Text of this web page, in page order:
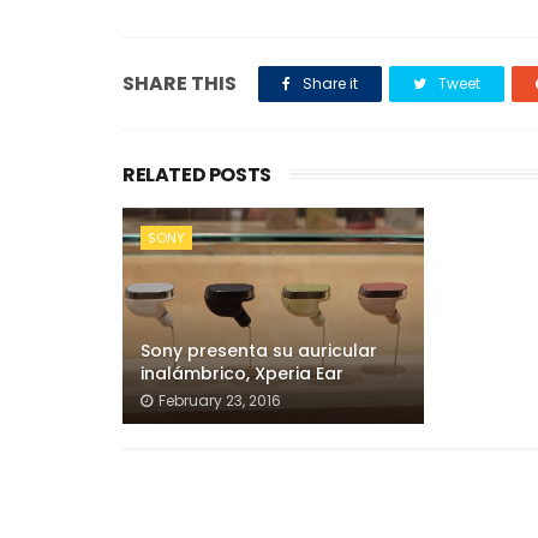
SHARE THIS Share it Tweet
RELATED POSTS
SONY
Sony presenta su auricular
inalámbrico, Xperia Ear
February 23, 2016